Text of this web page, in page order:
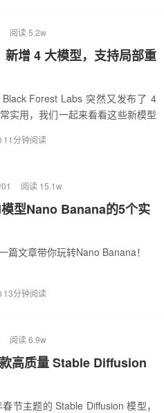
阅读 5.2w
增 4 大模型，支持局部重
Forest Labs 突然又发布了 4
实用，我们一起来看看这些新模型
11分钟阅读
阅读 15.1w
型Nano Banana的5个实
篇文章带你玩转Nano Banana！
13分钟阅读
阅读 6.9w
高质量 Stable Diffusion
节主题的 Stable Diffusion 模型，